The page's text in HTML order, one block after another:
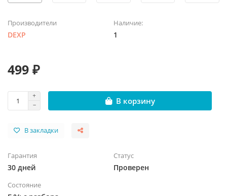
Производители
DEXP
Наличие:
1
499 ₽
В корзину
В закладки
Гарантия
30 дней
Статус
Проверен
Состояние